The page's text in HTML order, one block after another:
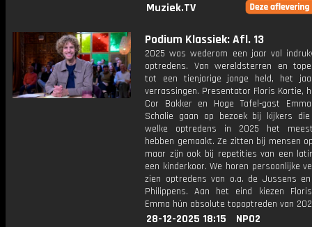
Muziek.TV
Podium Klassiek: Afl. 13
2025 was wederom een jaar vol
optredens. Van wereldsterren en
tot een tienjarige jonge held, het
verrassingen. Presentator Floris Kortie,
Cor Bakker en Hoge Tafel-gast
Schalie gaan op bezoek bij kijkers
welke optredens in 2025 het
hebben gemaakt. Ze zitten bij mensen
maar zijn ook bij repetities van een
een kinderkoor. We horen persoonlijke
zien optredens van o.a. de Jussens
Philippens. Aan het eind kiezen
Emma hún absolute topoptreden van
28-12-2025 18:15
NPO2